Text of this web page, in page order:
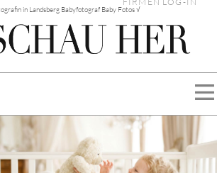
in Landsberg Babyfotograf Baby Fotos √